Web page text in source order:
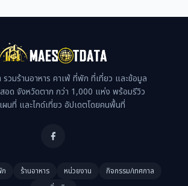
วมร้านอาหาร คาเฟ่ ที่พัก ที่เที่ยว และข้อมูล
อด จังหวัดตาก กว่า 1,000 แห่ง พร้อมรีวิว
นที่ และไกด์เที่ยว อัปเดตโดยคนพื้นที่
ร้านอาหาร หน่วยงาน
กิจกรรม/เทศกาล